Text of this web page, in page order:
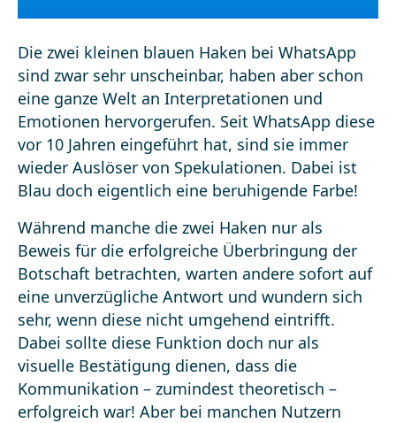
Die zwei kleinen blauen Haken bei WhatsApp
sind zwar sehr unscheinbar, haben aber schon
eine ganze Welt an Interpretationen und
Emotionen hervorgerufen. Seit WhatsApp diese
vor 10 Jahren eingeführt hat, sind sie immer
wieder Auslöser von Spekulationen. Dabei ist
Blau doch eigentlich eine beruhigende Farbe!
Während manche die zwei Haken nur als
Beweis für die erfolgreiche Überbringung der
Botschaft betrachten, warten andere sofort auf
eine unverzügliche Antwort und wundern sich
sehr, wenn diese nicht umgehend eintrifft.
Dabei sollte diese Funktion doch nur als
visuelle Bestätigung dienen, dass die
Kommunikation – zumindest theoretisch –
erfolgreich war! Aber bei manchen Nutzern